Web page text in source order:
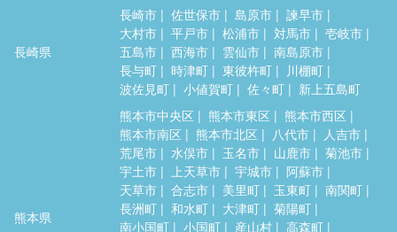
長崎県
長崎市 佐世保市 島原市
諫早市
大村市
平戸市 松浦市 対馬市
壱岐市
五島市
西海市 雲仙市
南島原市
長与町
時津町 東彼杵町
川棚町
波佐見町
小値賀町 佐々町 新上五島町
熊本県
熊本市中央区 熊本市東区
熊本市西区
熊本市南区
熊本市北区 八代市
人吉市
荒尾市
水俣市 玉名市 山鹿市
菊池市
宇土市
上天草市 宇城市
阿蘇市
天草市
合志市 美里町 玉東町
南関町
長洲町
和水町 大津町
菊陽町
南小国町
小国町 産山村
高森町